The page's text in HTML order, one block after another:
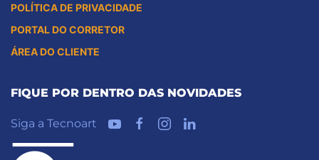
POLÍTICA DE PRIVACIDADE
PORTAL DO CORRETOR
ÁREA DO CLIENTE
FIQUE POR DENTRO DAS NOVIDADES
Siga a Tecnoart